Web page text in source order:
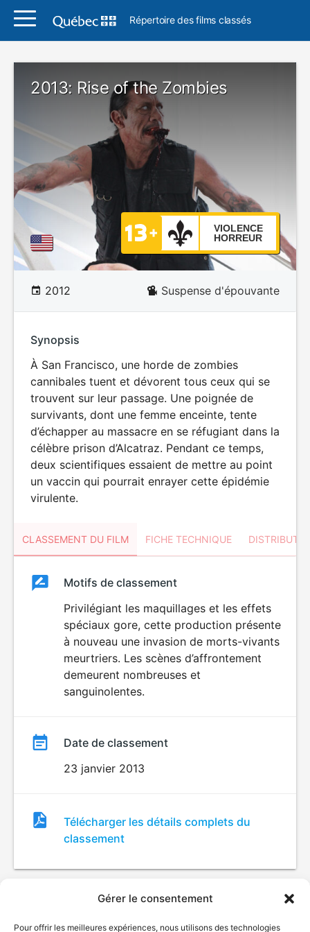
Gérer le consentement
Pour offrir les meilleures expériences, nous utilisons des technologies
Répertoire des films classés
2013: Rise of the Zombies
VIOLENCE
HORREUR
2012 Suspense d'épouvante
Synopsis
À San Francisco, une horde de zombies
cannibales tuent et dévorent tous ceux qui se
trouvent sur leur passage. Une poignée de
survivants, dont une femme enceinte, tente
d’échapper au massacre en se réfugiant dans la
célèbre prison d’Alcatraz. Pendant ce temps,
deux scientifiques essaient de mettre au point
un vaccin qui pourrait enrayer cette épidémie
virulente.
CLASSEMENT DU FILM FICHE TECHNIQUE
ClassementClassement
VIOLENCE
HORREUR
Motifs de classement
Privilégiant les maquillages et les effets
spéciaux gore, cette production présente
à nouveau une invasion de morts-vivants
meurtriers. Les scènes d’affrontement
demeurent nombreuses et
sanguinolentes.
Date de classement
23 janvier 2013
Fichier
de
classement
Télécharger les détails complets du
classement